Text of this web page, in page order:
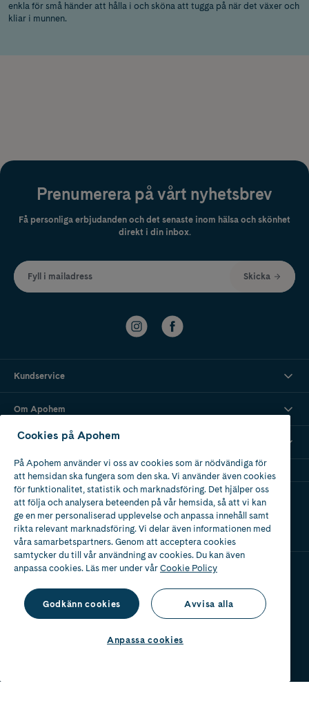
enkla för små händer att hålla i och sköna att tugga på när det växer och
kliar i munnen.
Prenumerera på vårt nyhetsbrev
Få personliga erbjudanden och det senaste inom hälsa och skönhet
direkt i din inbox.
Fyll i mailadress Skicka
Kundservice
Om Apohem
Mina recept
Ladda ner vår app
Cookies på Apohem
På Apohem använder vi oss av cookies som är nödvändiga för
att hemsidan ska fungera som den ska. Vi använder även cookies
för funktionalitet, statistik och marknadsföring. Det hjälper oss
att följa och analysera beteenden på vår hemsida, så att vi kan
ge en mer personaliserad upplevelse och anpassa innehåll samt
rikta relevant marknadsföring. Vi delar även informationen med
våra samarbetspartners. Genom att acceptera cookies
samtycker du till vår användning av cookies. Du kan även
anpassa cookies. Läs mer under vårCookie Policy
Godkänn cookies Avvisa alla
Anpassa cookies